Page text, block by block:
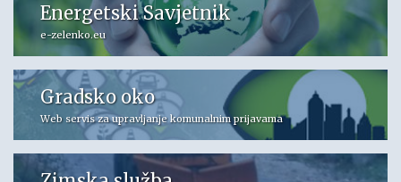
Energetski Savjetnik
e-zelenko.eu
Gradsko oko
Web servis za upravljanje komunalnim prijavama